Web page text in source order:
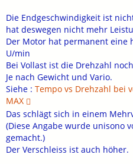
Die Endgeschwindigkeit ist
hat deswegen nicht mehr
Der Motor hat permanent eine
U/min
Bei Vollast ist die Drehzahl
Je nach Gewicht und Vario.
Siehe : Tempo vs Drehzahl bei
MAX
Das schlägt sich in einem
(Diese Angabe wurde unisono
gemacht.)
Der Verschleiss ist auch höher.